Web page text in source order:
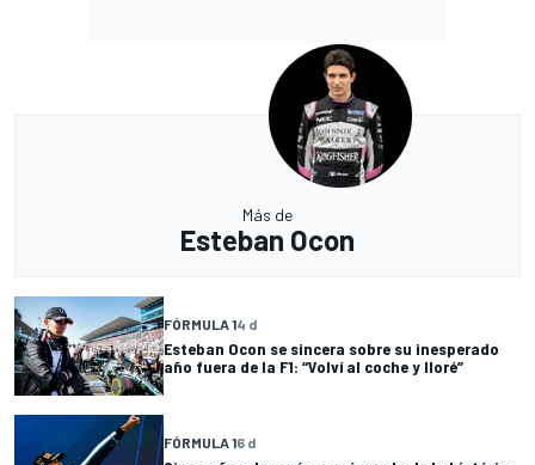
Más de
Esteban Ocon
FÓRMULA 14 d
Esteban Ocon se sincera sobre su inesperado
año fuera de la F1: “Volví al coche y lloré”
FÓRMULA 16 d